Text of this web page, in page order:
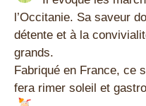
l’Occitanie. Sa saveur
détente et à la
grands.
Fabriqué en France, ce
fera rimer soleil et